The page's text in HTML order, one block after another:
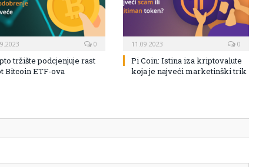
0
tržište podcjenjuje rast
Bitcoin ETF-ova
11.09.2023 0
Pi Coin: Istina iza kriptovalute
koja je najveći marketinški trik